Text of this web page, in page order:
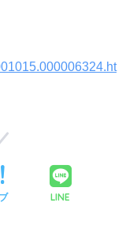
LINE